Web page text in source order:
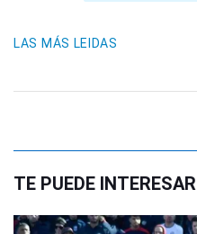
LAS MÁS LEIDAS
TE PUEDE INTERESAR